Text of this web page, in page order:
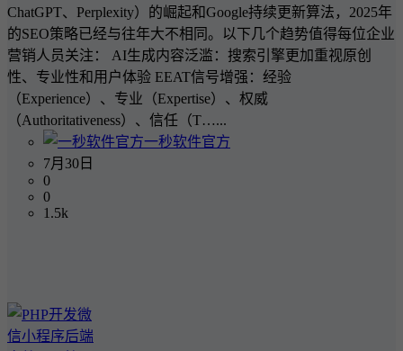
ChatGPT、Perplexity）的崛起和Google持续更新算法，2025年
的SEO策略已经与往年大不相同。以下几个趋势值得每位企业
营销人员关注： AI生成内容泛滥：搜索引擎更加重视原创
性、专业性和用户体验 EEAT信号增强：经验
（Experience）、专业（Expertise）、权威
（Authoritativeness）、信任（T…...
一秒软件官方
7月30日
0
0
1.5k